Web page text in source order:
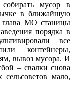
мусор в
в ближайшую
глава МО станицы
порядка в
все
контейнеры,
вывоз мусора. И
– свалки снова
мало,